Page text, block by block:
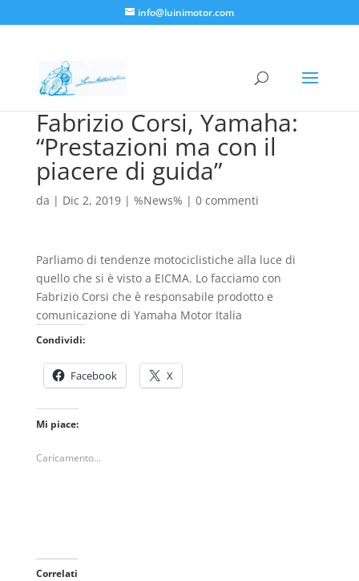
info@luinimotor.com
Fabrizio Corsi, Yamaha:
“Prestazioni ma con il
piacere di guida”
da | Dic 2, 2019| %News% | 0 commenti
Parliamo di tendenze motociclistiche alla luce di
quello che si è visto a EICMA. Lo facciamo con
Fabrizio Corsi che è responsabile prodotto e
comunicazione di Yamaha Motor Italia
Condividi:
Facebook X
Mi piace:
Caricamento...
Correlati